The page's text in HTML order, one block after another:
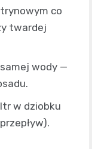
co
twardej
wody —
w dziobku